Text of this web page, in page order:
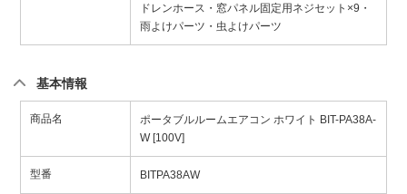
ドレンホース・窓パネル固定用ネジセット×9・
雨よけパーツ・虫よけパーツ
基本情報
商品名
ポータブルルームエアコン ホワイト BIT-PA38A-
W [100V]
型番 BITPA38AW